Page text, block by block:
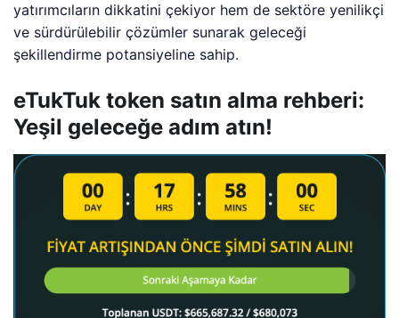
yatırımcıların dikkatini çekiyor hem de sektöre yenilikçi
ve sürdürülebilir çözümler sunarak geleceği
şekillendirme potansiyeline sahip.
eTukTuk token satın alma rehberi:
Yeşil geleceğe adım atın!